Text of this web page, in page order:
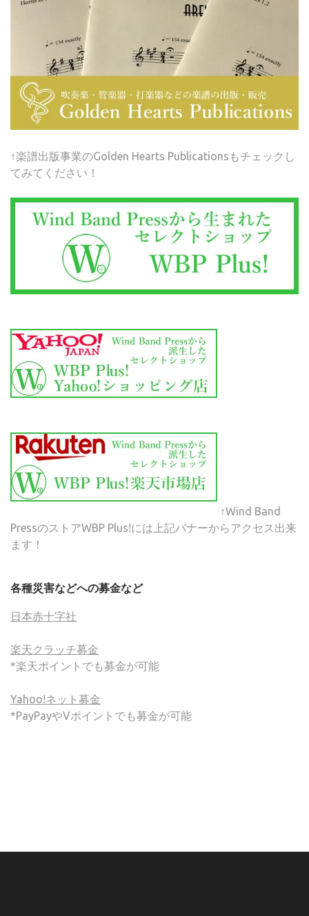
↑楽譜出版事業のGolden Hearts Publicationsもチェックし
てみてください！
↑Wind Band
PressのストアWBP Plus!には上記バナーからアクセス出来
ます！
各種災害などへの募金など
日本赤十字社
楽天クラッチ募金
*楽天ポイントでも募金が可能
Yahoo!ネット募金
*PayPayやVポイントでも募金が可能